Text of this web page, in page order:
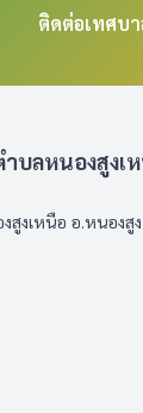
ติดต่อเทศบ
ำบลหนองสูงเ
สูงเหนือ อ.หนองสู